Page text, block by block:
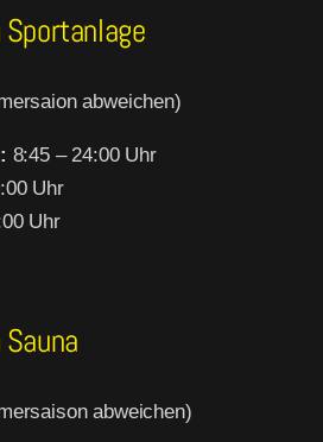
abweichen)
8:45 – 24:00 Uhr
Uhr
Uhr
abweichen)